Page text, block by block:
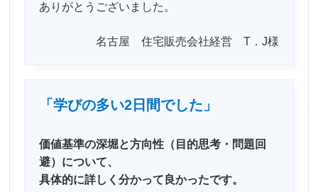
ありがとうございました。
名古屋 住宅販売会社経営 T．J様
「学びの多い2日間でした」
価値基準の深堀と方向性（目的思考・問題回
避）について、
具体的に詳しく分かって良かったです。